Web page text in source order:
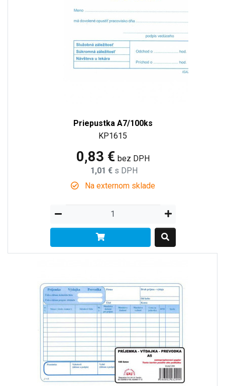
Priepustka A7/100ks
KP1615
0,83 € bez DPH
1,01 € s DPH
Na externom sklade